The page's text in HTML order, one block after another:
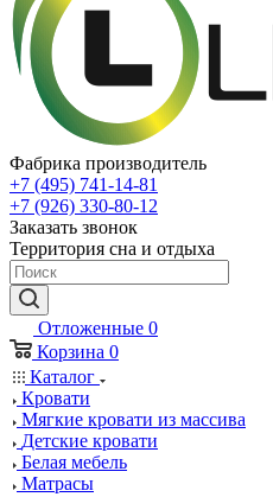
Фабрика производитель
+7 (495) 741-14-81
+7 (926) 330-80-12
Заказать звонок
Территория сна и отдыха
Отложенные 0
Корзина 0
Каталог
Кровати
Мягкие кровати из массива
Детские кровати
Белая мебель
Матрасы